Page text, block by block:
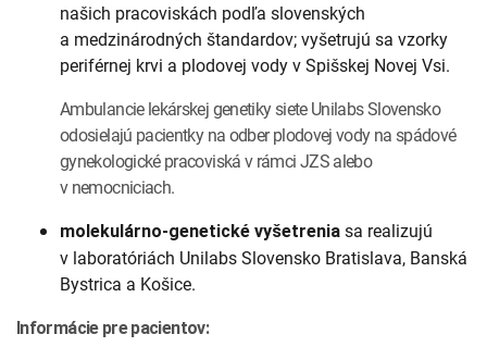
našich pracoviskách podľa slovenských
a medzinárodných štandardov; vyšetrujú sa vzorky
periférnej krvi a plodovej vody v Spišskej Novej Vsi.
Ambulancie lekárskej genetiky siete Unilabs Slovensko
odosielajú pacientky na odber plodovej vody na spádové
gynekologické pracoviská v rámci JZS alebo
v nemocniciach.
molekulárno-genetické vyšetrenia sa realizujú
v laboratóriách Unilabs Slovensko Bratislava, Banská
Bystrica a Košice.
Informácie pre pacientov: